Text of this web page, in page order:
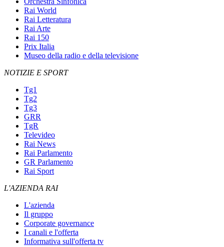
Rai World
Rai Letteratura
Rai Arte
Rai 150
Prix Italia
Museo della radio e della televisione
NOTIZIE E SPORT
Tg1
Tg2
Tg3
GRR
TgR
Televideo
Rai News
Rai Parlamento
GR Parlamento
Rai Sport
L'AZIENDA RAI
L'azienda
Il gruppo
Corporate governance
I canali e l'offerta
Informativa sull'offerta tv